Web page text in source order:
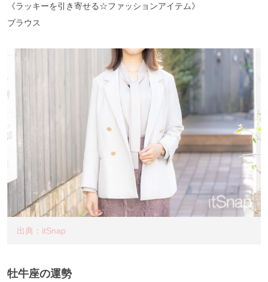
《ラッキーを引き寄せる☆ファッションアイテム》
ブラウス
出典：itSnap
牡牛座の運勢